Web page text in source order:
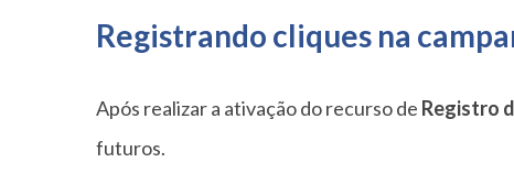
Registrando cliques na
Após realizar a ativação do recurso de Registro
futuros.